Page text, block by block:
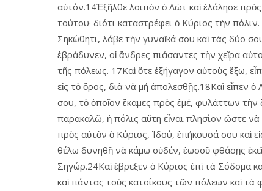
αὐτόν.14Ἐξῆλθε λοιπὸν ὁ Λὼτ καὶ ἐλάλησε
τούτου· διότι καταστρέφει ὁ Κύριος τὴν
Σηκώθητι, λάβε τὴν γυναῖκά σου καὶ τὰς δύο
ἐβράδυνεν, οἱ ἄνδρες πιάσαντες τὴν χεῖρα
τῆς πόλεως. 17Καὶ ὅτε ἐξήγαγον αὐτοὺς ἔξω,
εἰς τὸ ὄρος, διὰ νὰ μή ἀπολεσθῇς.18Καὶ εἶπεν
σου, τὸ ὁποῖον ἔκαμες πρὸς ἐμέ, φυλάττων
παρακαλῶ, ἡ πόλις αὕτη εἶναι πλησίον ὥστε νὰ
πρὸς αὐτὸν ὁ Κύριος, Ἰδού, ἐπήκουσά σου καὶ
θέλω δυνηθῆ νὰ κάμω οὐδέν, ἑωσοῦ φθάσῃς
Σηγώρ.24Καὶ ἔβρεξεν ὁ Κύριος ἐπὶ τὰ Σόδομα
καὶ πάντας τοὺς κατοίκους τῶν πόλεων καὶ τὰ